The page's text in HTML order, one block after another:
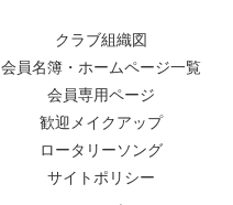
クラブ組織図
会員名簿・ホームページ一覧
会員専用ページ
歓迎メイクアップ
ロータリーソング
サイトポリシー